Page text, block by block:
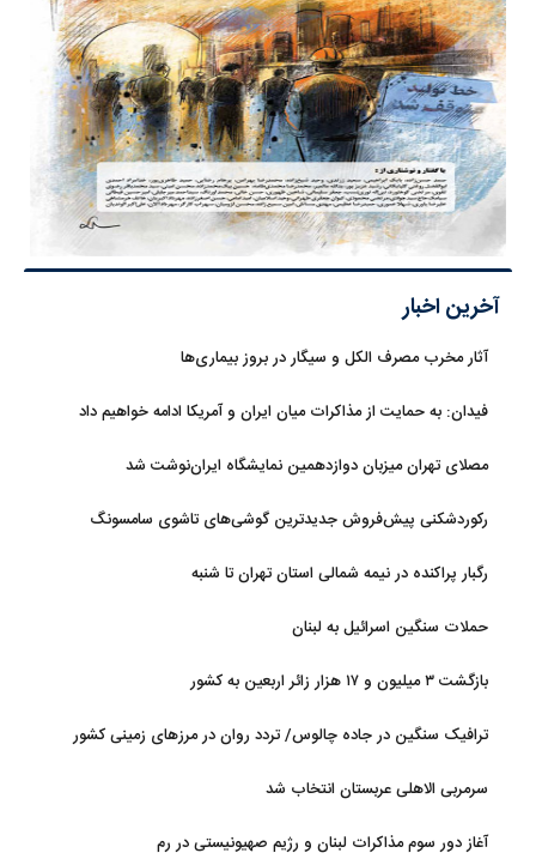
آخرین اخبار
آثار مخرب مصرف الکل و سیگار در بروز بیماری‌ها
فیدان: به حمایت از مذاکرات میان ایران و آمریکا ادامه خواهیم داد
مصلای تهران میزبان دوازدهمین نمایشگاه ایران‌نوشت شد
رکوردشکنی پیش‌فروش جدیدترین گوشی‌های تاشوی سامسونگ
رگبار پراکنده در نیمه شمالی استان تهران تا شنبه
حملات سنگین اسرائیل به لبنان
بازگشت ۳ میلیون و ۱۷ هزار زائر اربعین به کشور
ترافیک سنگین در جاده چالوس/ تردد روان در مرزهای زمینی کشور
سرمربی الاهلی عربستان انتخاب شد
آغاز دور سوم مذاکرات لبنان و رژیم صهیونیستی در رم